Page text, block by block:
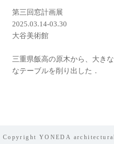
第三回窓計画展
2025.03.14-03.30
大谷美術館
三重県飯高の原木から、大
なテーブルを削り出した．
Copyright YONEDA